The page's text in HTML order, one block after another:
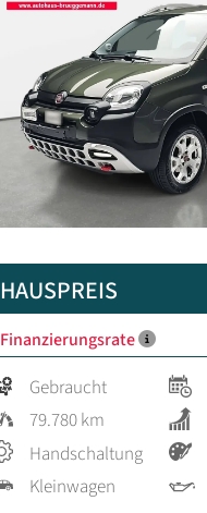
HAUSPREIS
Finanzierungsrate
Gebraucht
79.780 km
Handschaltung
Kleinwagen